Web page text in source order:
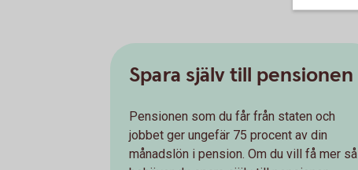
Spara själv till pensionen
Pensionen som du får från staten och
jobbet ger ungefär 75 procent av din
månadslön i pension. Om du vill få mer så